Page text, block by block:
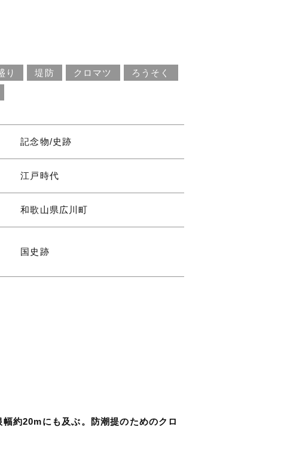
り 堤防 クロマツ
ろうそく
記念物/史跡
江戸時代
和歌山県広川町
国史跡
約20mにも及ぶ。防潮提のためのクロ